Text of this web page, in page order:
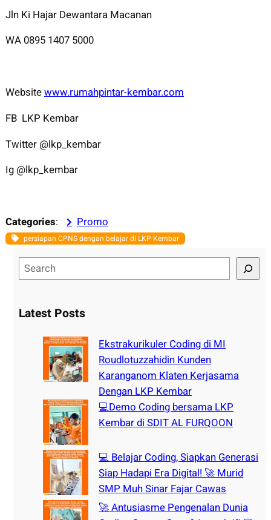
Jln Ki Hajar Dewantara Macanan
WA 0895 1407 5000
Websitewww.rumahpintar-kembar.com
FB LKP Kembar
Twitter @lkp_kembar
Ig @lkp_kembar
Categories: Promo
persiapan CPNS dengan belajar di LKP Kembar
e
r
Latest Posts
Ekstrakurikuler Coding di MI
Roudlotuzzahidin Kunden
Karanganom Klaten Kerjasama
Dengan LKP Kembar
💻Demo Coding bersama LKP
Kembar di SDIT AL FURQOON
💻 Belajar Coding, Siapkan Generasi
Siap Hadapi Era Digital! 🚀 Murid
SMP Muh Sinar Fajar Cawas
🚀 Antusiasme Pengenalan Dunia